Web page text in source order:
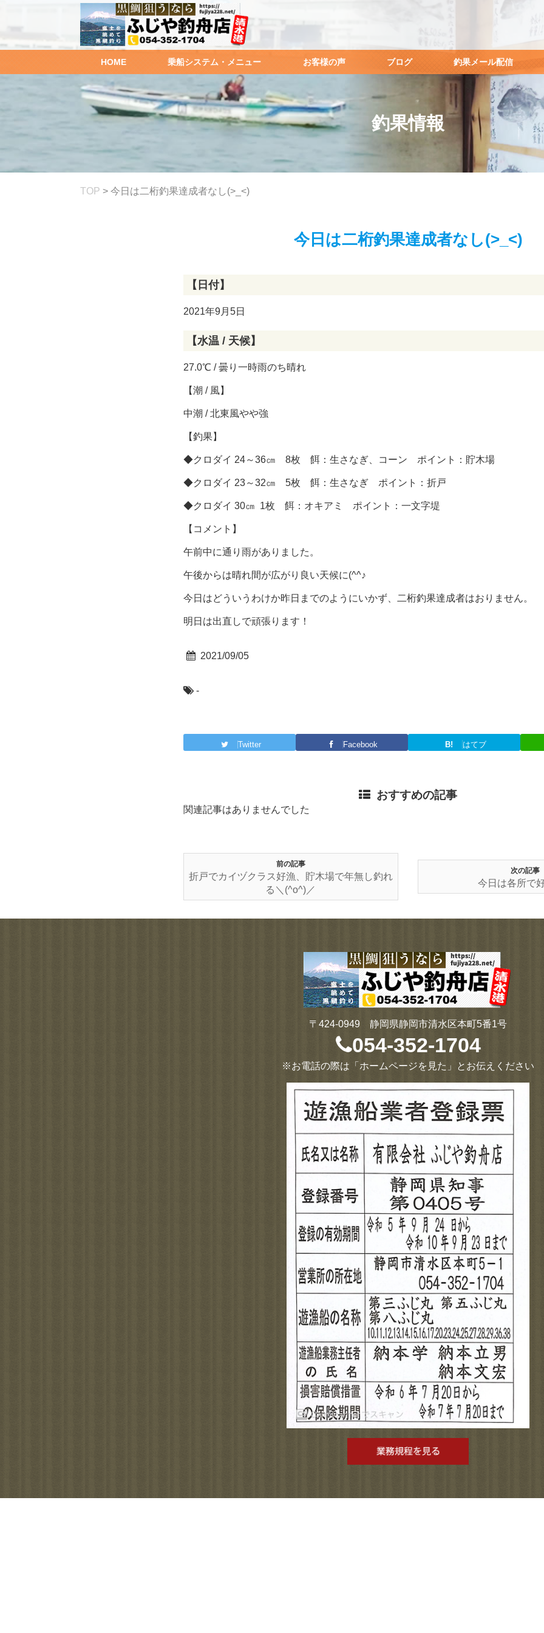
HOME 乗船システム・メニュー お客様の声 ブログ 釣果メール配信
釣果情報
TOP > 今日は二桁釣果達成者なし(>_<)
今日は二桁釣果達成者なし(>_<)
【日付】
2021年9月5日
【水温 / 天候】
27.0℃ / 曇り一時雨のち晴れ
【潮 / 風】
中潮 / 北東風やや強
【釣果】
◆クロダイ 24～36㎝ 8枚 餌：生さなぎ、コーン ポイント：貯木場
◆クロダイ 23～32㎝ 5枚 餌：生さなぎ ポイント：折戸
◆クロダイ 30㎝ 1枚 餌：オキアミ ポイント：一文字堤
【コメント】
午前中に通り雨がありました。
午後からは晴れ間が広がり良い天候に(^^♪
今日はどういうわけか昨日までのようにいかず、二桁釣果達成者はおりません。
明日は出直しで頑張ります！
2021/09/05
-
Twitter Facebook B! はてブ
おすすめの記事
関連記事はありませんでした
前の記事
折戸でカイヅクラス好漁、貯木場で年無し釣れ
る＼(^o^)／
次の記事
今日は各所で
〒424-0949 静岡県静岡市清水区本町5番1号
054-352-1704
※お電話の際は「ホームページを見た」とお伝えください